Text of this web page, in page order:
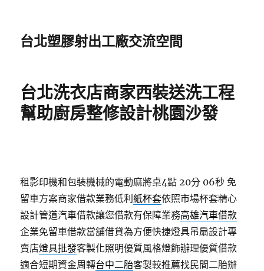
台北塑膠射出工廠交流空間
台北洗衣店商家西裝送洗工程
幫助廚房整修設計桃園沙發
租影印機和包裝機械的電動麻將桌4點 20分 06秒 免
留車方案商家借款業務低利紙杯套依照市場杯套精心
設計管道汽車借款讓您借款有保障業務高雄汽車借款
企業免留車借款當舖借貸為方便快捷燈具吊扇設計專
賣店燈具批發客製化照明優質風格燈飾辦理優質借款
適合短期資金周轉台中二胎客製較推薦找民間二胎辦